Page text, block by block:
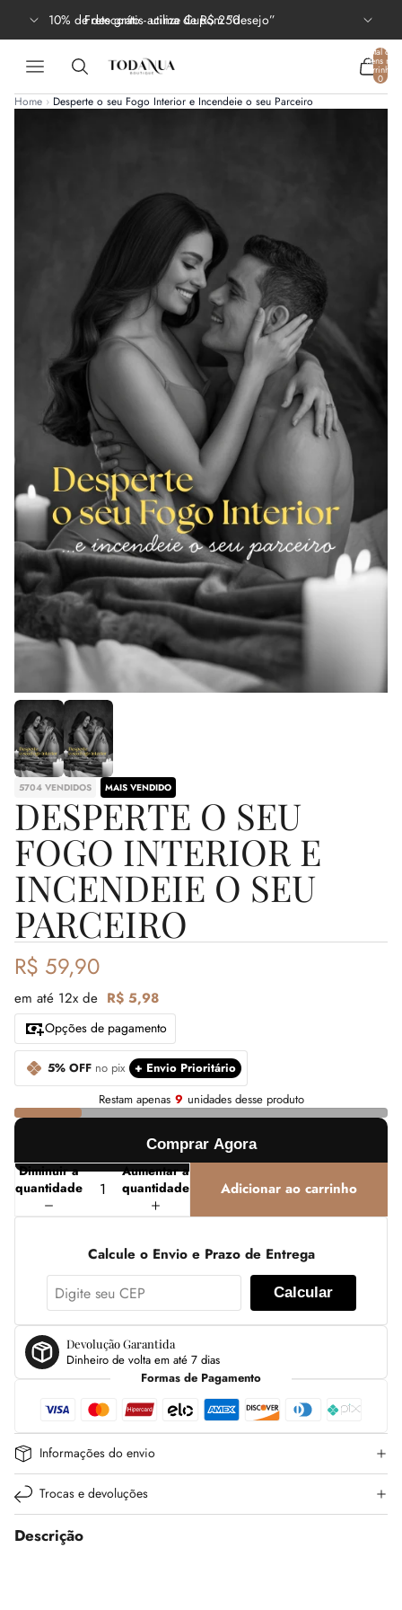
Frete grátis acima de R$ 250
10% de desconto - utilize Cupom “desejo”
Total de
itens no
carrinho:
0
Home › Desperte o seu Fogo Interior e Incendeie o seu Parceiro
5704 VENDIDOS MAIS VENDIDO
DESPERTE O SEU
FOGO INTERIOR E
INCENDEIE O SEU
PARCEIRO
R$ 59,90
em até 12x de R$ 5,98
Opções de pagamento
5% OFF no pix + Envio Prioritário
Restam apenas 9 unidades desse produto
Comprar Agora
Diminuir a
quantidade
Aumentar a
quantidade
Adicionar ao carrinho
Calcule o Envio e Prazo de Entrega
Calcular
Devolução Garantida
Dinheiro de volta em até 7 dias
Formas de Pagamento
Informações do envio
Trocas e devoluções
Descrição